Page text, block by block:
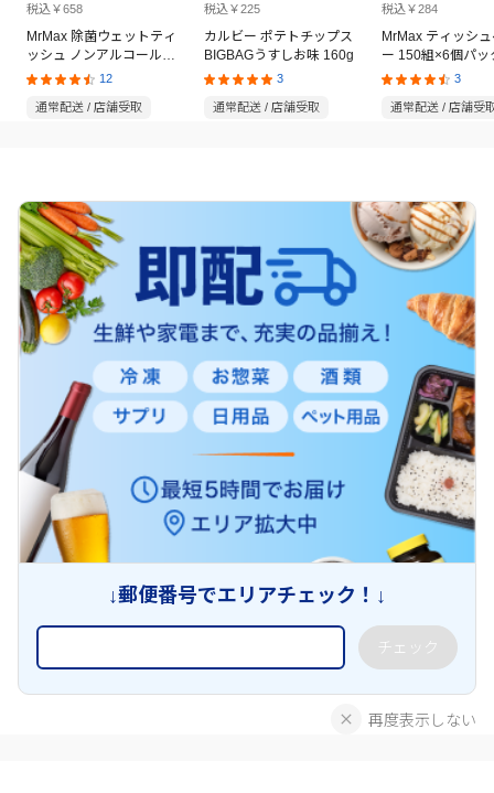
税込￥658
MrMax 除菌ウェットティ
ッシュ ノンアルコールタ
イプ 60枚×8個パック
12
通常配送 / 店舗受取
税込￥225
カルビー ポテトチップス
BIGBAGうすしお味 160g
3
通常配送 / 店舗受取
税込￥284
MrMax ティッシ
ー 150組×6個パッ
3
通常配送 / 店舗受
↓郵便番号でエリアチェック！↓
チェック
再度表示しない